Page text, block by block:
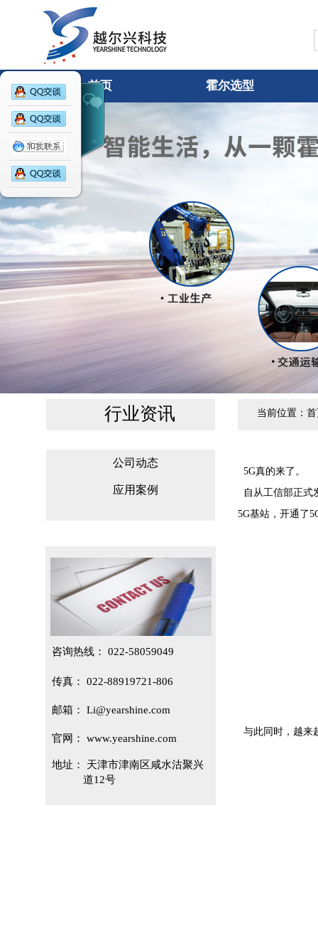
YEARSHINE
TECHNOLOG
首页 霍尔选型
行业资讯 当前位置：
5G真的来了。
自从工信部正式
5G基站，开通了
与此同时，越来
公司动态
应用案例
咨询热线： 022-58059049
传真： 022-88919721-806
邮箱： Li@yearshine.com
官网： www.yearshine.com
地址：
天津市津南区咸水沽聚兴
道12号